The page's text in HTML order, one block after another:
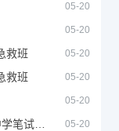
05-20
05-20
救班 05-20
救班 05-20
05-20
05-20